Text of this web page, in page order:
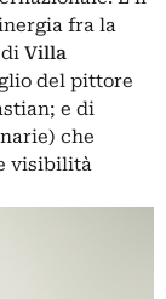
fra la
Villa
del pittore
e di
che
visibilità